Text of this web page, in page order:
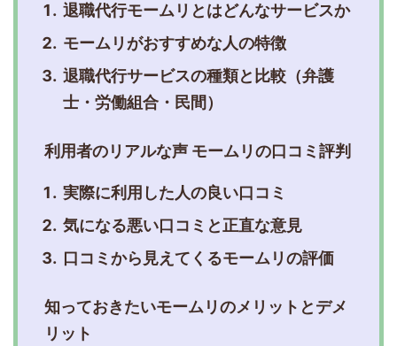
退職代行モームリとはどんなサービスか
モームリがおすすめな人の特徴
退職代行サービスの種類と比較（弁護
士・労働組合・民間）
利用者のリアルな声 モームリの口コミ評判
実際に利用した人の良い口コミ
気になる悪い口コミと正直な意見
口コミから見えてくるモームリの評価
知っておきたいモームリのメリットとデメ
リット